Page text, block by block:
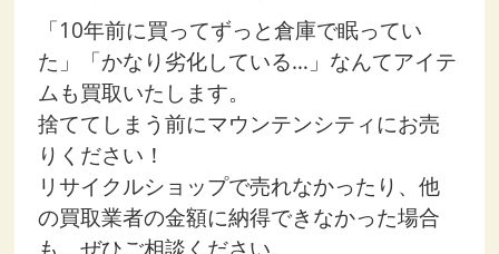
「10年前に買ってずっと倉庫で眠ってい
た」「かなり劣化している…」なんてアイテ
ムも買取いたします。
捨ててしまう前にマウンテンシティにお売
りください！
リサイクルショップで売れなかったり、他
の買取業者の金額に納得できなかった場合
も、ぜひご相談ください。